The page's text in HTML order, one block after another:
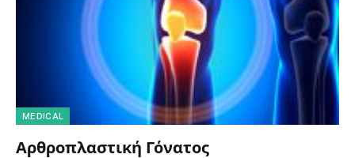
MEDICAL
Αρθροπλαστική Γόνατος